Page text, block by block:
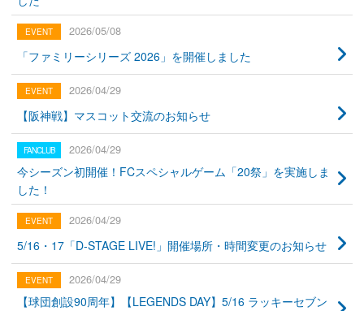
2026/05/08
「ファミリーシリーズ 2026」を開催しました
2026/04/29
【阪神戦】マスコット交流のお知らせ
2026/04/29
今シーズン初開催！FCスペシャルゲーム「20祭」を実施しま
した！
2026/04/29
5/16・17「D-STAGE LIVE!」開催場所・時間変更のお知らせ
2026/04/29
【球団創設90周年】【LEGENDS DAY】5/16 ラッキーセブン